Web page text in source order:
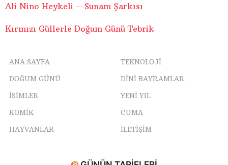
Ali Nino Heykeli – Sunam Şarkısı
Kırmızı Güllerle Doğum Günü Tebrik
ANA SAYFA
DOĞUM GÜNÜ
ISIMLER
KOMIK
HAYVANLAR
TEKNOLOJI
DINI BAYRAMLAR
YENI YIL
CUMA
İLETIŞIM